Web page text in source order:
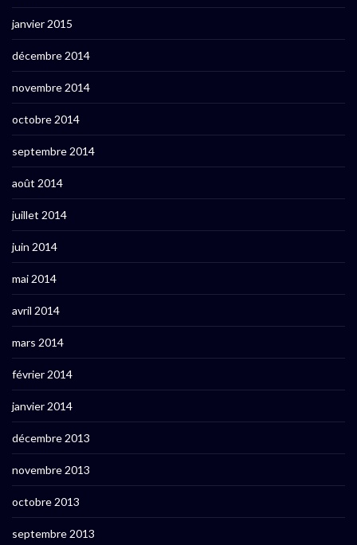
janvier 2015
décembre 2014
novembre 2014
octobre 2014
septembre 2014
août 2014
juillet 2014
juin 2014
mai 2014
avril 2014
mars 2014
février 2014
janvier 2014
décembre 2013
novembre 2013
octobre 2013
septembre 2013